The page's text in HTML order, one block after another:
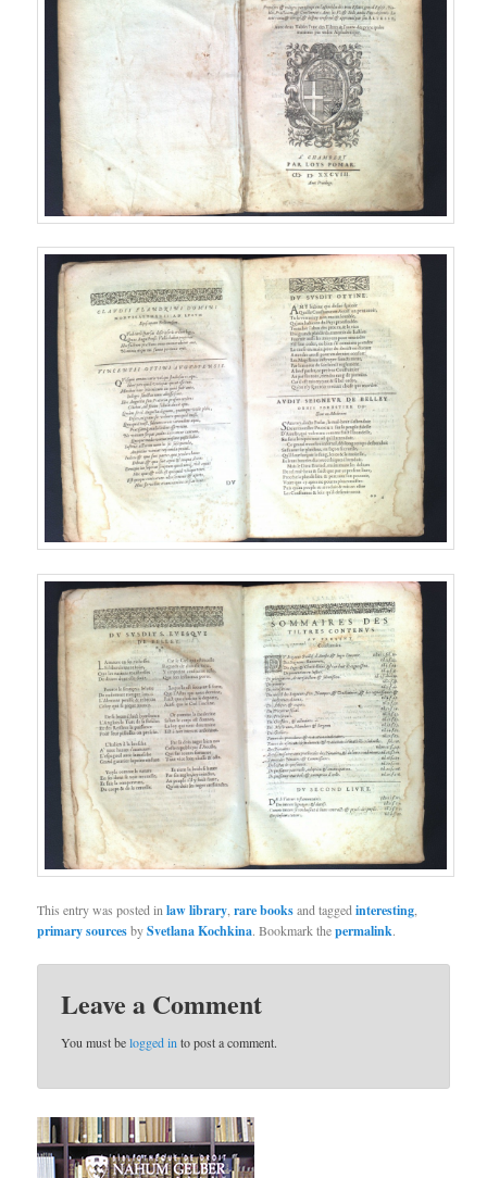
This entry was posted inlaw library,rare booksand taggedinteresting,
primary sourcesbySvetlana Kochkina. Bookmark thepermalink.
Leave a Comment
You must belogged into post a comment.